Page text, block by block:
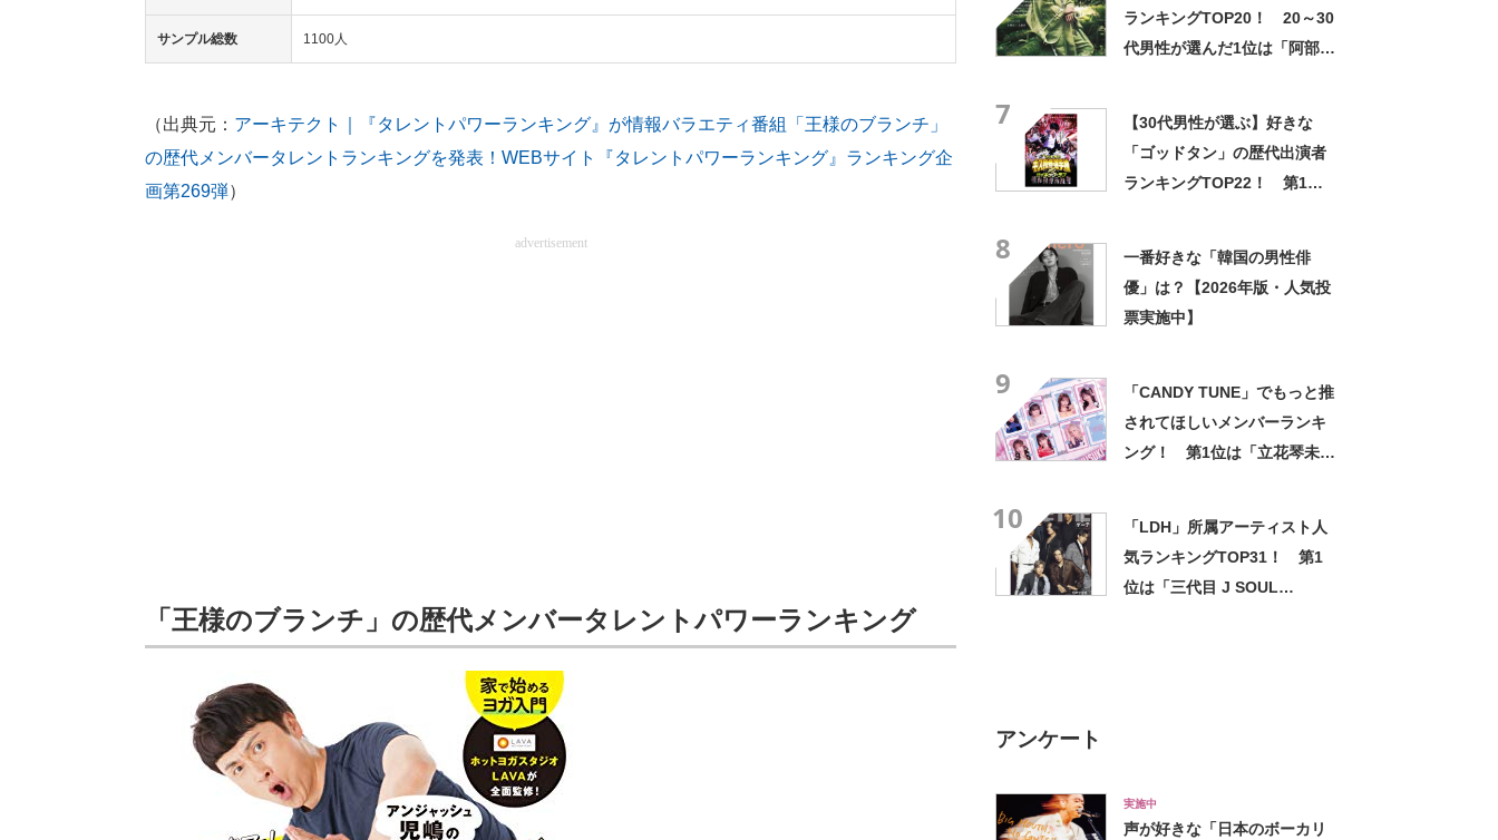
サンプル総数 1100人
（出典元： アーキテクト｜『タレントパワーランキング』が情報バラエティ番組「王様のブランチ」
の歴代メンバータレントランキングを発表！WEBサイト『タレントパワーランキング』ランキング企
画第269弾）
advertisement
「王様のブランチ」の歴代メンバータレントパワーランキング
ランキングTOP20！ 20～30
代男性が選んだ1位は「阿部
7
【30代男性が選ぶ】好きな
「ゴッドタン」の歴代出演者
ランキングTOP22！ 第1位
8
一番好きな「韓国の男性俳
優」は？【2026年版・人気投
票実施中】
9
「CANDY TUNE」でもっと推
されてほしいメンバーランキ
ング！ 第1位は「立花琴未」
10
「LDH」所属アーティスト人
気ランキングTOP31！ 第1
位は「三代目 J SOUL
アンケート
実施中
声が好きな「日本のボーカリ